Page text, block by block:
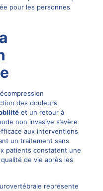
pour les personnes
des douleurs
et un retour à
non invasive s’avère
aux interventions
un traitement sans
patients constatent une
de vie après les
représente